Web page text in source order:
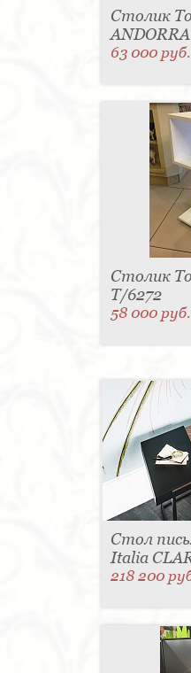
Столик
63 000
Столик
T/6272
58 000
Стол
Italia
218 200